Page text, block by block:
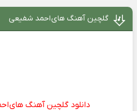
گلچین آهنگ های احمد شفیعی
دانلود گلچین آهنگ های